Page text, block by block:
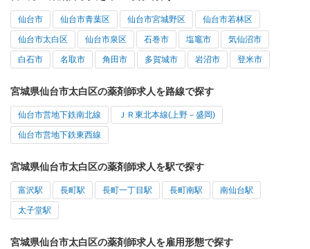
仙台市 仙台市青葉区 仙台市宮城野区 仙台市若林区
仙台市太白区 仙台市泉区 石巻市 塩竈市 気仙沼市
白石市 名取市 角田市 多賀城市 岩沼市 登米市
宮城県仙台市太白区の薬剤師求人を路線で探す
仙台市営地下鉄南北線 ＪＲ東北本線(上野－盛岡)
仙台市営地下鉄東西線
宮城県仙台市太白区の薬剤師求人を駅で探す
富沢駅 長町駅 長町一丁目駅 長町南駅 南仙台駅
太子堂駅
宮城県仙台市太白区の薬剤師求人を雇用形態で探す